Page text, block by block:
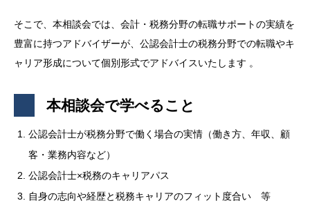
そこで、本相談会では、会計・税務分野の転職サポートの実績を
豊富に持つアドバイザーが、公認会計士の税務分野での転職やキ
ャリア形成について個別形式でアドバイスいたします 。
本相談会で学べること
公認会計士が税務分野で働く場合の実情（働き方、年収、顧
客・業務内容など）
公認会計士×税務のキャリアパス
自身の志向や経歴と税務キャリアのフィット度合い 等